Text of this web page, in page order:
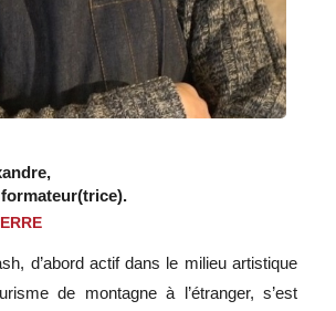
d’abord actif dans le milieu artistique
de montagne à l’étranger, s’est